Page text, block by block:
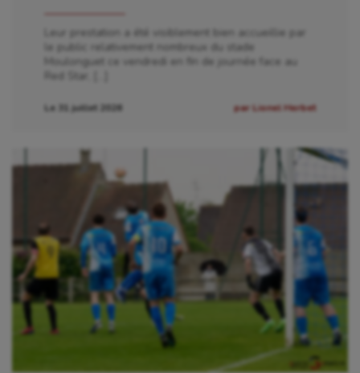
Leur prestation a été visiblement bien accueillie par
le public relativement nombreux du stade
Moulonguet ce vendredi en fin de journée face au
Red Star, […]
Le 31 juillet 2026 par Lionel Herbet